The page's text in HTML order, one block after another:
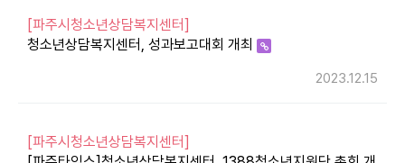
[파주시청소년상담복지센터]
청소년상담복지센터, 성과보고대회 개최
2023.12.15
[파주시청소년상담복지센터]